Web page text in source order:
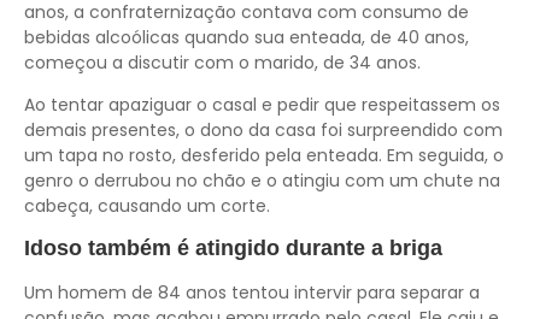
anos, a confraternização contava com consumo de
bebidas alcoólicas quando sua enteada, de 40 anos,
começou a discutir com o marido, de 34 anos.
Ao tentar apaziguar o casal e pedir que respeitassem os
demais presentes, o dono da casa foi surpreendido com
um tapa no rosto, desferido pela enteada. Em seguida, o
genro o derrubou no chão e o atingiu com um chute na
cabeça, causando um corte.
Idoso também é atingido durante a briga
Um homem de 84 anos tentou intervir para separar a